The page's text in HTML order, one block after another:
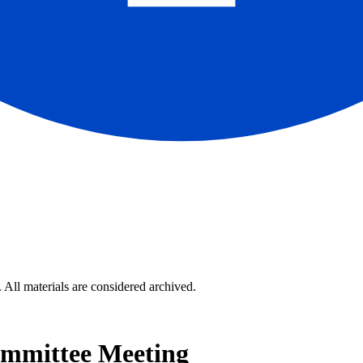
materials are considered archived.
Meeting